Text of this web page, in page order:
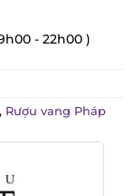
- 22h00 )
Rượu vang Pháp